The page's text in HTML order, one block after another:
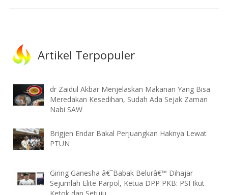
Artikel Terpopuler
dr Zaidul Akbar Menjelaskan Makanan Yang Bisa
Meredakan Kesedihan, Sudah Ada Sejak Zaman
Nabi SAW
Brigjen Endar Bakal Perjuangkan Haknya Lewat
PTUN
Giring Ganesha â€˜Babak Belurâ€™ Dihajar
Sejumlah Elite Parpol, Ketua DPP PKB: PSI Ikut